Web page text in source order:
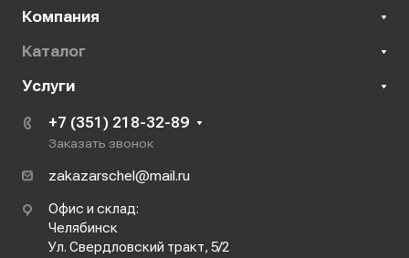
Компания
Каталог
Услуги
+7 (351) 218-32-89
Заказать звонок
zakazarschel@mail.ru
Офис и склад:
Челябинск
Ул. Свердловский тракт, 5/2